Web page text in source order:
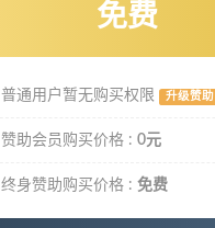
免费
普通用户暂无购买权限 升级赞助
赞助会员购买价格 : 0元
终身赞助购买价格 : 免费